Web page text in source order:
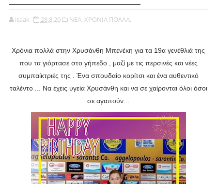
isaak 28.8.20 ΝΕΑ, ΧΡΟΝΙΑ ΠΟΛΛΑ,
Χρόνια πολλά στην Χρυσάνθη Μπενέκη για τα 19α γενέθλιά της
που τα γιόρτασε στο γήπεδο , μαζί με τις περσινές και νέες
συμπαίκτριές της . Ένα σπουδαίο κορίτσι και ένα αυθεντικό
ταλέντο ... Να έχεις υγεία Χρυσάνθη και να σε χαίρονται όλοι όσοι
σε αγαπούν...